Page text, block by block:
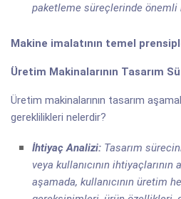
paketleme süreçlerinde önemli
Makine imalatının temel
Üretim Makinalarının Tasarım
Üretim makinalarının tasarım
gereklilikleri nelerdir?
İhtiyaç Analizi: Tasarım
veya kullanıcının
aşamada, kullanıcının üretim